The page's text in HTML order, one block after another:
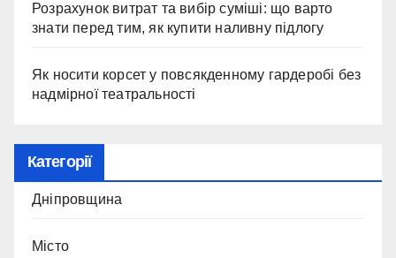
Розрахунок витрат та вибір суміші: що варто
знати перед тим, як купити наливну підлогу
Як носити корсет у повсякденному гардеробі без
надмірної театральності
Категорії
Дніпровщина
Місто